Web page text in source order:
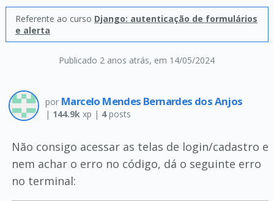
Publicado 2 anos atrás, em 14/05/2024
Referente ao curso Django: autenticação de formulários
e alerta
por Marcelo Mendes Bernardes dos Anjos
| 144.9kxp | 4posts
Não consigo acessar as telas de login/cadastro e
nem achar o erro no código, dá o seguinte erro
no terminal: